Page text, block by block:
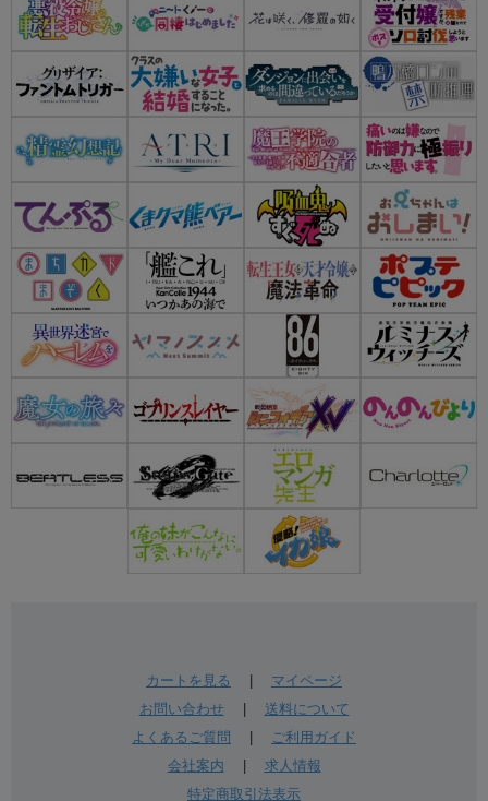
カートを見る
マイページ
お問い合わせ| 送料について
よくあるご質問
ご利用ガイド
会社案内
求人情報
特定商取引法表示